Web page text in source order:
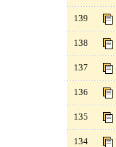
139
138
137
136
135
134